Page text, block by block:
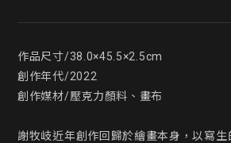
作品尺寸/38.0×45.5×2.5cm
創作年代/2022
創作媒材/壓克力顏料、畫布
謝牧岐近年創作回歸於繪畫本身，以寫